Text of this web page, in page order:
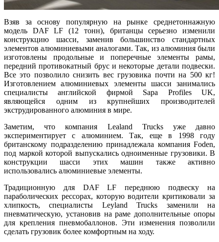
Взяв за основу популярную на рынке среднетоннажную
модель DAF LF (12 тонн), британцы серьезно изменили
конструкцию шасси, заменив большинство стандартных
элементов алюминиевыми аналогами. Так, из алюминия были
изготовлены продольные и поперечные элементы рамы,
передний противокатный брус и некоторые детали подвески.
Все это позволило снизить вес грузовика почти на 500 кг!
Изготовлением алюминиевых элементы шасси занимались
специалисты английской фирмой Sapa Profiles UK,
являющейся одним из крупнейших производителей
экструдированного алюминия в мире.
Заметим, что компания Lealand Trucks уже давно
экспериментирует с алюминием. Так, еще в 1998 году
британскому подразделению принадлежала компания Foden,
под маркой которой выпускались одноименные грузовики. В
конструкции шасси этих машин также активно
использовались алюминиевые элементы.
Традиционную для DAF LF переднюю подвеску на
параболических рессорах, которую водители критиковали за
хлипкость, специалисты Leyland Trucks заменили на
пневматическую, установив на раме дополнительные опоры
для крепления пневмобаллонов. Эти изменения позволили
сделать грузовик более комфортным на ходу.